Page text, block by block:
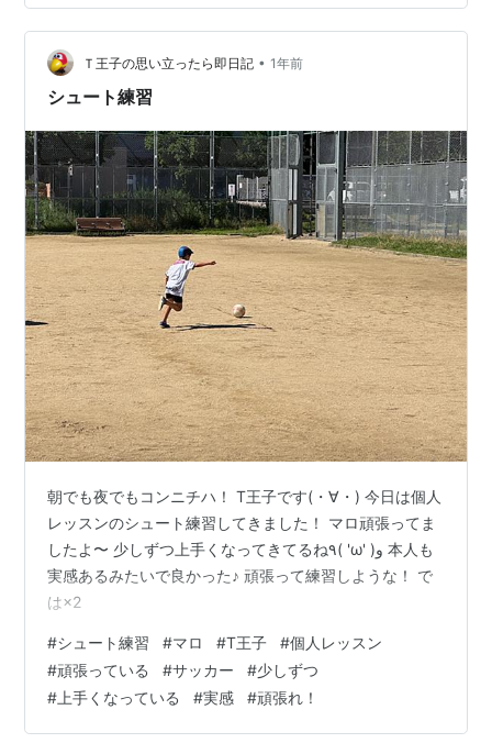
Ｔ王子の思い立ったら即日記 • 1年前
シュート練習
朝でも夜でもコンニチハ！ T王子です(・∀・) 今日は個人
レッスンのシュート練習してきました！ マロ頑張ってま
したよ〜 少しずつ上手くなってきてるね٩( 'ω' )و 本人も
実感あるみたいで良かった♪ 頑張って練習しような！ で
は×2
#シュート練習 #マロ #T王子 #個人レッスン
#頑張っている #サッカー #少しずつ
#上手くなっている #実感 #頑張れ！